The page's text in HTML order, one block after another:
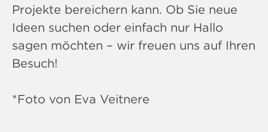
Projekte bereichern kann. Ob Sie neue
Ideen suchen oder einfach nur Hallo
sagen möchten – wir freuen uns auf Ihren
Besuch!
*Foto von Eva Veitnere